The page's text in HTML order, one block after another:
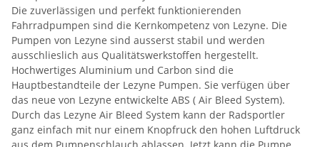
Die zuverlässigen und perfekt funktionierenden
Fahrradpumpen sind die Kernkompetenz von Lezyne. Die
Pumpen von Lezyne sind ausserst stabil und werden
ausschlieslich aus Qualitätswerkstoffen hergestellt.
Hochwertiges Aluminium und Carbon sind die
Hauptbestandteile der Lezyne Pumpen. Sie verfügen über
das neue von Lezyne entwickelte ABS ( Air Bleed System).
Durch das Lezyne Air Bleed System kann der Radsportler
ganz einfach mit nur einem Knopfruck den hohen Luftdruck